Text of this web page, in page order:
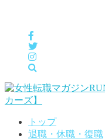
トップ
退職・休職・復職